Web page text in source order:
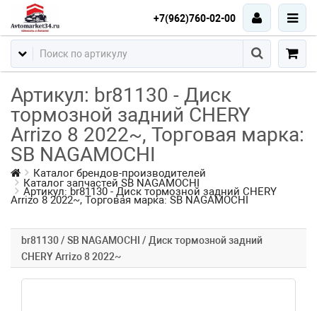
+7(962)760-02-00
Артикул: br81130 - Диск
тормозной задний CHERY
Arrizo 8 2022~, Торговая марка:
SB NAGAMOCHI
Каталог брендов-производителей
Каталог запчастей SB NAGAMOCHI
Артикул: br81130 - Диск тормозной задний CHERY
Arrizo 8 2022~, Торговая марка: SB NAGAMOCHI
br81130 / SB NAGAMOCHI / Диск тормозной задний
CHERY Arrizo 8 2022~